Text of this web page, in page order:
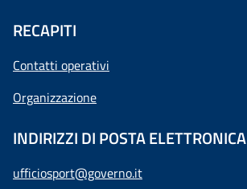
RECAPITI
Contatti operativi
Organizzazione
INDIRIZZI DI POSTA ELETTRONICA
ufficiosport@governo.it